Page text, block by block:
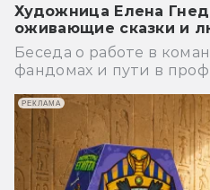
Художница Елена
оживающие сказки и
Беседа о работе в
фандомах и пути в
РЕКЛАМА